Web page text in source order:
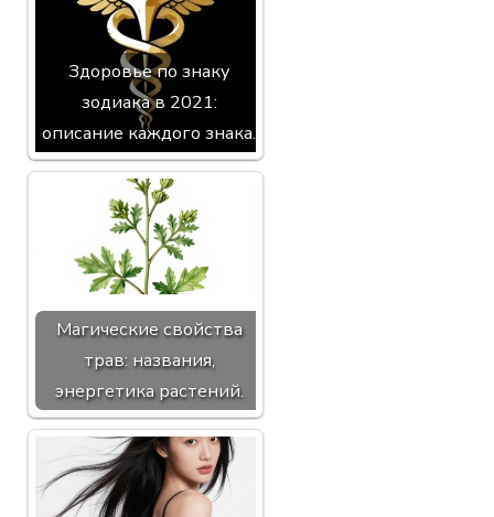
Здоровье по знаку
зодиака в 2021:
описание каждого знака.
Магические свойства
трав: названия,
энергетика растений.